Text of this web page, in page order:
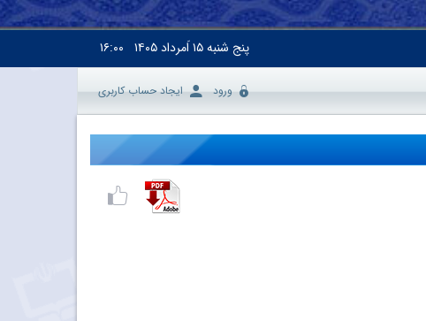
پنج شنبه۱۵ اَمرداد ۱۴۰۵ ۱۶:۰۰
ورود ایجاد حساب کاربری